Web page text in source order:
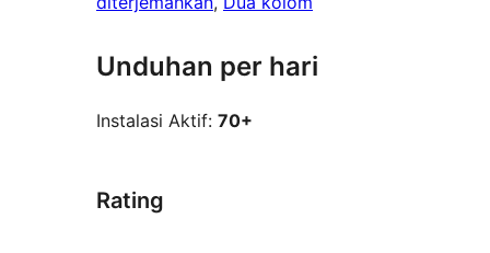
Unduhan per hari
Instalasi Aktif: 70+
Rating